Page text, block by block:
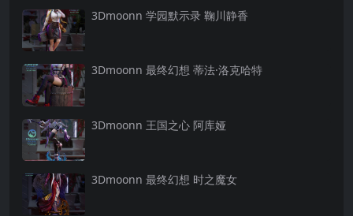
3Dmoonn 学园默示录 鞠川静香
3Dmoonn 最终幻想 蒂法·洛克哈特
3Dmoonn 王国之心 阿库娅
3Dmoonn 最终幻想 时之魔女